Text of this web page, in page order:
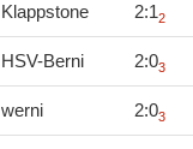
Klappstone 2:12
HSV-Berni 2:03
werni 2:03